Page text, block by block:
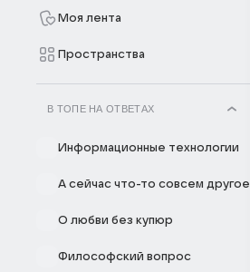
Моя лента
Пространства
В ТОПЕ НА ОТВЕТАХ
Информационные технологии
А сейчас что-то совсем другое
О любви без купюр
Философский вопрос